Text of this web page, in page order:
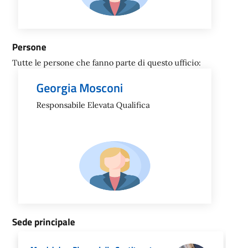
Persone
Tutte le persone che fanno parte di questo ufficio:
Georgia Mosconi
Responsabile Elevata Qualifica
Sede principale